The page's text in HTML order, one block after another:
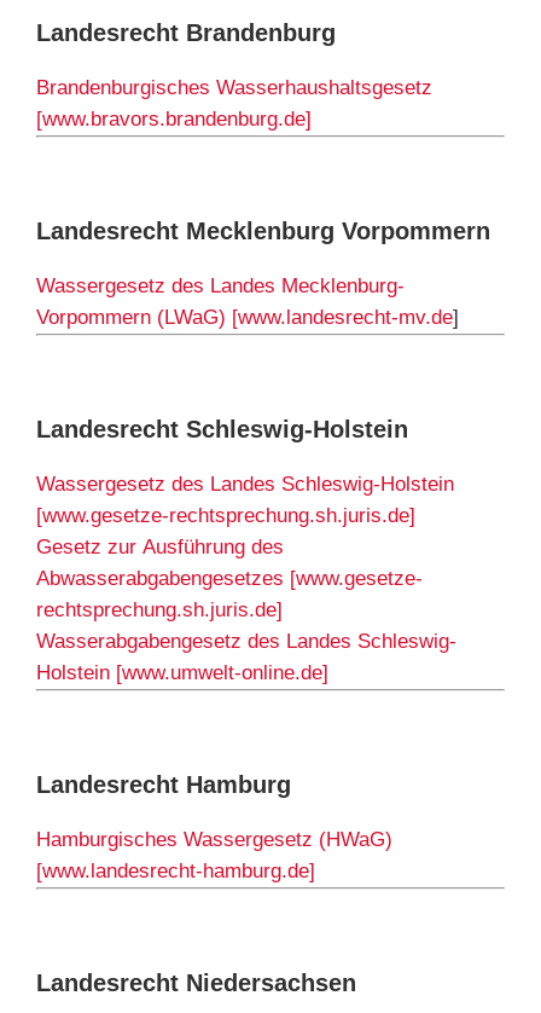
Landesrecht Brandenburg
Brandenburgisches Wasserhaushaltsgesetz
[www.bravors.brandenburg.de]
Landesrecht Mecklenburg Vorpommern
Wassergesetz des Landes Mecklenburg-
Vorpommern (LWaG) [www.landesrecht-mv.de]
Landesrecht Schleswig-Holstein
Wassergesetz des Landes Schleswig-Holstein
[www.gesetze-rechtsprechung.sh.juris.de]
Gesetz zur Ausführung des
Abwasserabgabengesetzes [www.gesetze-
rechtsprechung.sh.juris.de]
Wasserabgabengesetz des Landes Schleswig-
Holstein [www.umwelt-online.de]
Landesrecht Hamburg
Hamburgisches Wassergesetz (HWaG)
[www.landesrecht-hamburg.de]
Landesrecht Niedersachsen